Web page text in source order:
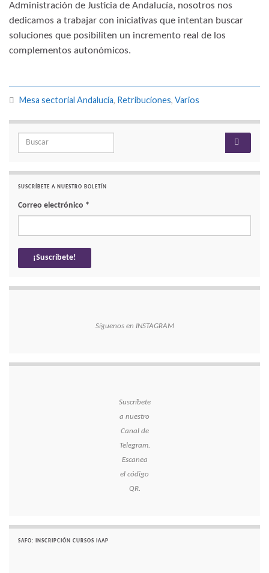
Administración de Justicia de Andalucía, nosotros nos
dedicamos a trabajar con iniciativas que intentan buscar
soluciones que posibiliten un incremento real de los
complementos autonómicos.
Mesa sectorial Andalucía, Retribuciones, Varios
Search for:
SUSCRÍBETE A NUESTRO BOLETÍN
Correo electrónico *
Síguenos en INSTAGRAM
Suscríbete
a nuestro
Canal de
Telegram.
Escanea
el código
QR.
SAFO: INSCRIPCIÓN CURSOS IAAP